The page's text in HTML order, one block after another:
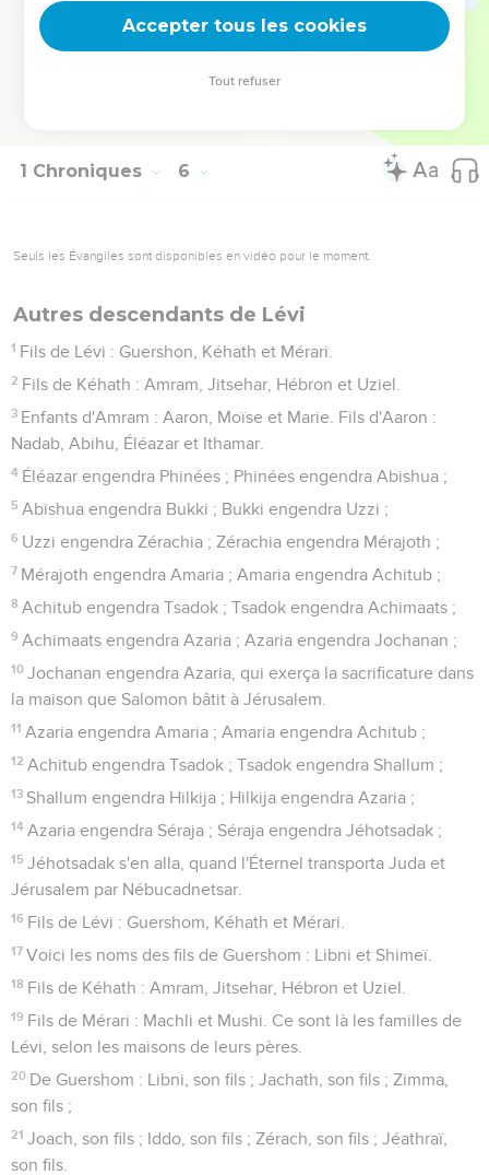
Les descendants de Lévi: les grands-prêtres
1 Chroniques 6
Seuls les Évangiles sont disponibles en vidéo pour le moment.
Autres descendants de Lévi
1 Fils de Lévi : Guershon, Kéhath et Mérari.
2 Fils de Kéhath : Amram, Jitsehar, Hébron et Uziel.
3 Enfants d'Amram : Aaron, Moïse et Marie. Fils d'Aaron :
Nadab, Abihu, Éléazar et Ithamar.
4 Éléazar engendra Phinées ; Phinées engendra Abishua ;
5 Abishua engendra Bukki ; Bukki engendra Uzzi ;
6 Uzzi engendra Zérachia ; Zérachia engendra Mérajoth ;
7 Mérajoth engendra Amaria ; Amaria engendra Achitub ;
8 Achitub engendra Tsadok ; Tsadok engendra Achimaats ;
9 Achimaats engendra Azaria ; Azaria engendra Jochanan ;
10 Jochanan engendra Azaria, qui exerça la sacrificature dans
la maison que Salomon bâtit à Jérusalem.
11 Azaria engendra Amaria ; Amaria engendra Achitub ;
12 Achitub engendra Tsadok ; Tsadok engendra Shallum ;
13 Shallum engendra Hilkija ; Hilkija engendra Azaria ;
14 Azaria engendra Séraja ; Séraja engendra Jéhotsadak ;
15 Jéhotsadak s'en alla, quand l'Éternel transporta Juda et
Jérusalem par Nébucadnetsar.
16 Fils de Lévi : Guershom, Kéhath et Mérari.
17 Voici les noms des fils de Guershom : Libni et Shimeï.
18 Fils de Kéhath : Amram, Jitsehar, Hébron et Uziel.
19 Fils de Mérari : Machli et Mushi. Ce sont là les familles de
Lévi, selon les maisons de leurs pères.
20 De Guershom : Libni, son fils ; Jachath, son fils ; Zimma,
son fils ;
21 Joach, son fils ; Iddo, son fils ; Zérach, son fils ; Jéathraï,
son fils.
Accepter tous les cookies
Tout refuser